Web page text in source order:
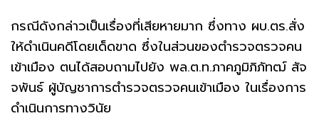
กรณีดังกล่าวเป็นเรื่องที่เสียหายมาก ซึ่งทาง ผบ.ตร.สั่ง
ให้ดำเนินคดีโดยเด็ดขาด ซึ่งในส่วนของตำรวจตรวจคน
เข้าเมือง ตนได้สอบถามไปยัง พล.ต.ท.ภาคภูมิภิภัทฒ์ สัจ
จพันธ์ ผู้บัญชาการตำรวจตรวจคนเข้าเมือง ในเรื่องการ
ดำเนินการทางวินัย